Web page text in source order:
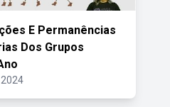
E Permanências
Dos Grupos